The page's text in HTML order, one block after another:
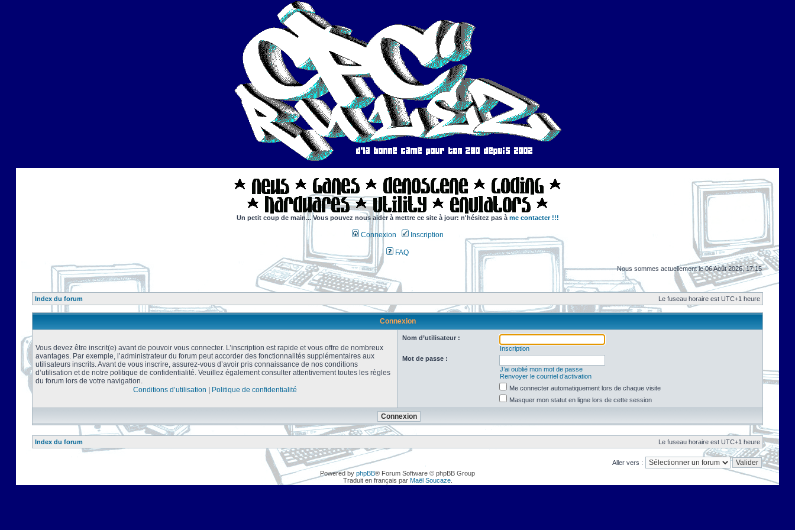
Un petit coup de main... Vous pouvez nous aider à mettre ce site à jour: n'hésitez pas à me contacter !!!
Connexion Inscription
FAQ
Nous sommes actuellement le 06 Août 2026, 17:15
Index du forum Le fuseau horaire est UTC+1 heure
Connexion
Vous devez être inscrit(e) avant de pouvoir vous connecter. L’inscription est rapide et vous offre de nombreux
avantages. Par exemple, l’administrateur du forum peut accorder des fonctionnalités supplémentaires aux
utilisateurs inscrits. Avant de vous inscrire, assurez-vous d’avoir pris connaissance de nos conditions
d’utilisation et de notre politique de confidentialité. Veuillez également consulter attentivement toutes les règles
du forum lors de votre navigation.
Conditions d’utilisation
Politique de confidentialité
Nom d’utilisateur :
Inscription
Mot de passe :
J’ai oublié mon mot de passe
Renvoyer le courriel d’activation
Me connecter automatiquement lors de chaque visite
Masquer mon statut en ligne lors de cette session
Index du forum Le fuseau horaire est UTC+1 heure
Aller vers :
Powered by phpBB® Forum Software © phpBB Group
Traduit en français par Maël Soucaze.